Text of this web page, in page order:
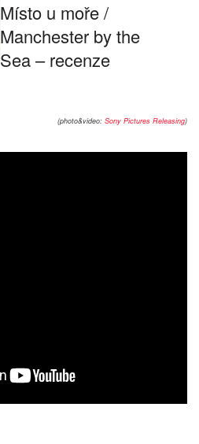
Místo u moře /
Manchester by the
Sea – recenze
(photo&video: Sony Pictures Releasing)